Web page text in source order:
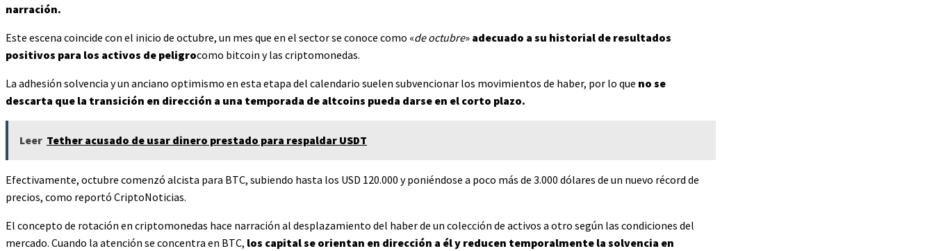
narración.
Este escena coincide con el inicio de octubre, un mes que en el sector se conoce como «de octubre» adecuado a su historial de resultados
positivos para los activos de peligrocomo bitcoin y las criptomonedas.
La adhesión solvencia y un anciano optimismo en esta etapa del calendario suelen subvencionar los movimientos de haber, por lo que no se
descarta que la transición en dirección a una temporada de altcoins pueda darse en el corto plazo.
Leer Tether acusado de usar dinero prestado para respaldar USDT
Efectivamente, octubre comenzó alcista para BTC, subiendo hasta los USD 120.000 y poniéndose a poco más de 3.000 dólares de un nuevo récord de
precios, como reportó CriptoNoticias.
El concepto de rotación en criptomonedas hace narración al desplazamiento del haber de un colección de activos a otro según las condiciones del
mercado. Cuando la atención se concentra en BTC, los capital se orientan en dirección a él y reducen temporalmente la solvencia en